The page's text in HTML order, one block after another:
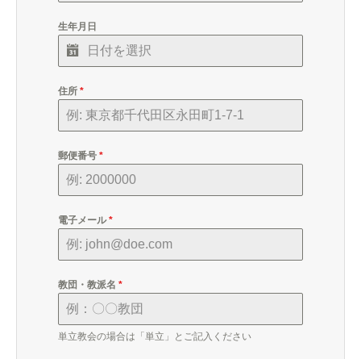
生年月日
住所 *
郵便番号 *
電子メール*
教団・教派名 *
単立教会の場合は「単立」とご記入ください